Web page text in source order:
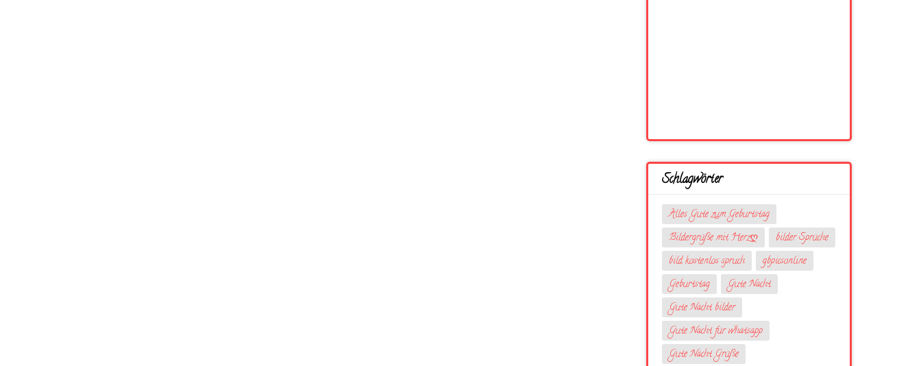
Schlagwörter
Alles Gute zum Geburtstag
Bildergrüße mit Herzღ
bilder Sprüche
bild kostenlos spruch
gbpicsonline
Geburtstag
Gute Nacht
Gute Nacht bilder
Gute Nacht für whatsapp
Gute Nacht Grüße